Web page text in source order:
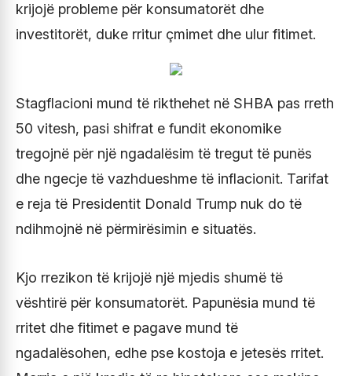
krijojë probleme për konsumatorët dhe
investitorët, duke rritur çmimet dhe ulur fitimet.
Stagflacioni mund të rikthehet në SHBA pas rreth
50 vitesh, pasi shifrat e fundit ekonomike
tregojnë për një ngadalësim të tregut të punës
dhe ngecje të vazhdueshme të inflacionit. Tarifat
e reja të Presidentit Donald Trump nuk do të
ndihmojnë në përmirësimin e situatës.
Kjo rrezikon të krijojë një mjedis shumë të
vështirë për konsumatorët. Papunësia mund të
rritet dhe fitimet e pagave mund të
ngadalësohen, edhe pse kostoja e jetesës rritet.